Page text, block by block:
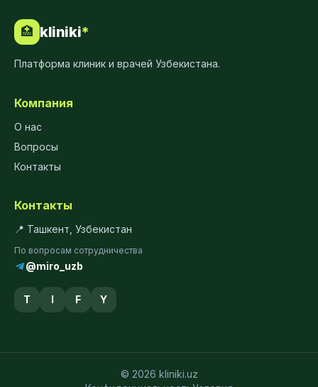
🏥 kliniki*
Платформа клиник и врачей Узбекистана.
Компания
О нас
Вопросы
Контакты
Контакты
📍 Ташкент, Узбекистан
По вопросам сотрудничества
@miro_uzb
T I F Y
© 2026 kliniki.uz